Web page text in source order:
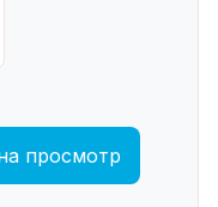
просмотр